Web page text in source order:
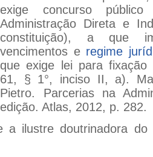
exige concurso
Administração Direta e
constituição), a que
vencimentos e regime
que exige lei para fixação
61, § 1°, inciso II, a).
Pietro. Parcerias na
edição. Atlas, 2012, p. 282.
doutrinadora do